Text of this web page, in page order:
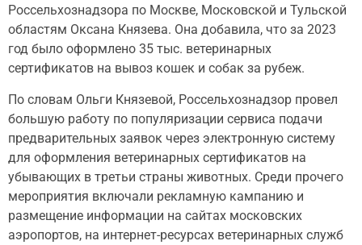
Россельхознадзора по Москве, Московской и Тульской
областям Оксана Князева. Она добавила, что за 2023
год было оформлено 35 тыс. ветеринарных
сертификатов на вывоз кошек и собак за рубеж.
По словам Ольги Князевой, Россельхознадзор провел
большую работу по популяризации сервиса подачи
предварительных заявок через электронную систему
для оформления ветеринарных сертификатов на
убывающих в третьи страны животных. Среди прочего
мероприятия включали рекламную кампанию и
размещение информации на сайтах московских
аэропортов, на интернет-ресурсах ветеринарных служб